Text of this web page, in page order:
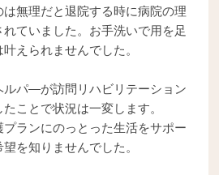
無理だと退院する時に病院の理
ていました。お手洗いで用を足
えられませんでした。
ルパ―が訪問リハビリテーション
ことで状況は一変します。
ランにのっとった生活をサポー
を知りませんでした。